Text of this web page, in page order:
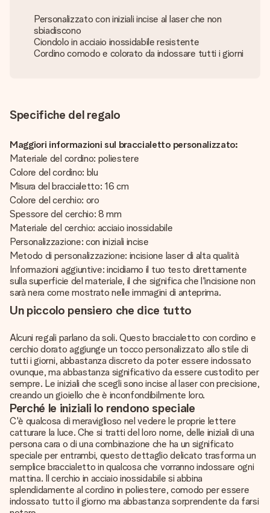
Personalizzato con iniziali incise al laser che non
sbiadiscono
Ciondolo in acciaio inossidabile resistente
Cordino comodo e colorato da indossare tutti i giorni
Specifiche del regalo
Maggiori informazioni sul braccialetto personalizzato:
Materiale del cordino: poliestere
Colore del cordino: blu
Misura del braccialetto: 16 cm
Colore del cerchio: oro
Spessore del cerchio: 8 mm
Materiale del cerchio: acciaio inossidabile
Personalizzazione: con iniziali incise
Metodo di personalizzazione: incisione laser di alta qualità
Informazioni aggiuntive: incidiamo il tuo testo direttamente
sulla superficie del materiale, il che significa che l'incisione non
sarà nera come mostrato nelle immagini di anteprima.
Un piccolo pensiero che dice tutto
Alcuni regali parlano da soli. Questo braccialetto con cordino e
cerchio dorato aggiunge un tocco personalizzato allo stile di
tutti i giorni, abbastanza discreto da poter essere indossato
ovunque, ma abbastanza significativo da essere custodito per
sempre. Le iniziali che scegli sono incise al laser con precisione,
creando un gioiello che è inconfondibilmente loro.
Perché le iniziali lo rendono speciale
C'è qualcosa di meraviglioso nel vedere le proprie lettere
catturare la luce. Che si tratti del loro nome, delle iniziali di una
persona cara o di una combinazione che ha un significato
speciale per entrambi, questo dettaglio delicato trasforma un
semplice braccialetto in qualcosa che vorranno indossare ogni
mattina. Il cerchio in acciaio inossidabile si abbina
splendidamente al cordino in poliestere, comodo per essere
indossato tutto il giorno ma abbastanza sorprendente da farsi